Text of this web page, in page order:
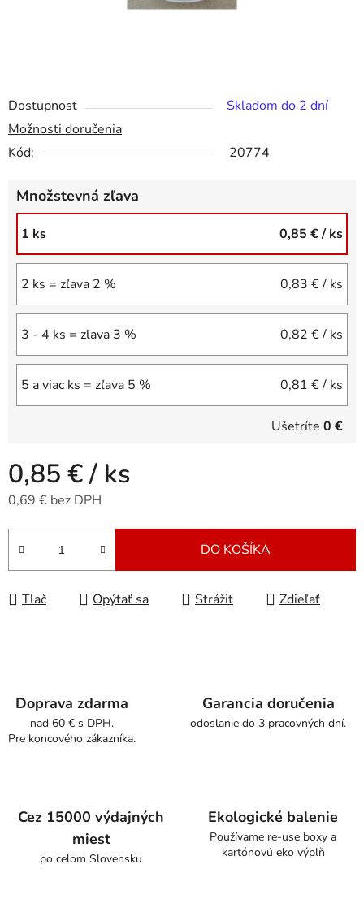
Dostupnosť
Skladom do 2 dní
Možnosti doručenia
Kód:
20774
Množstevná zľava
1 ks 0,85 €/ ks
2 ks = zľava 2 % 0,83 €/ ks
3 - 4 ks = zľava 3 % 0,82 €/ ks
5 a viac ks = zľava 5 % 0,81 €/ ks
Ušetríte 0 €
0,85 €/ ks
0,69 € bez DPH
Jednotková cena:
DO KOŠÍKA
Tlač Opýtať sa Strážiť Zdieľať
Doprava zdarma
nad 60 € s DPH.
Pre koncového zákazníka.
Garancia doručenia
odoslanie do 3 pracovných dní.
Cez 15000 výdajných
miest
po celom Slovensku
Ekologické balenie
Používame re-use boxy a
kartónovú eko výplň